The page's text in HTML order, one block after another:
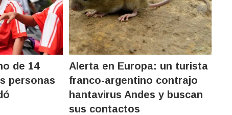
de 14
personas
Alerta en Europa: un turista
franco-argentino contrajo
hantavirus Andes y buscan
sus contactos